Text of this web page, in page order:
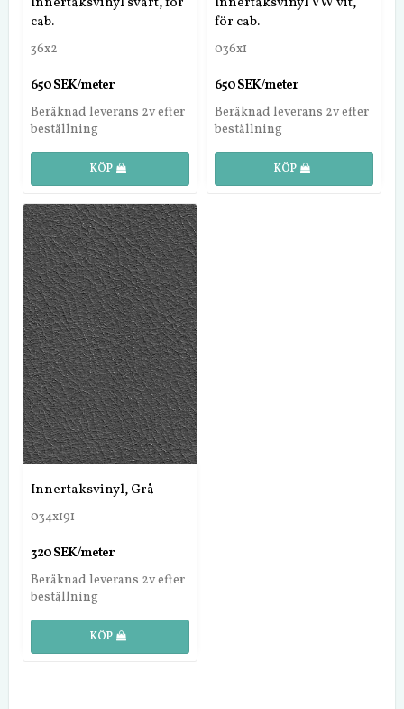
cab.
36x2
650 SEK/meter
Beräknad leverans 2v efter
beställning
KÖP
för cab.
036x1
650 SEK/meter
Beräknad leverans 2v efter
beställning
KÖP
Innertaksvinyl, Grå
034x191
320 SEK/meter
Beräknad leverans 2v efter
beställning
KÖP